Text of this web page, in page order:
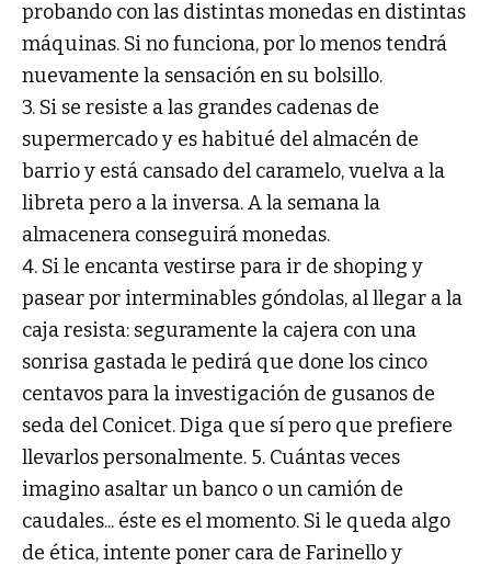
probando con las distintas monedas en distintas
máquinas. Si no funciona, por lo menos tendrá
nuevamente la sensación en su bolsillo.
3. Si se resiste a las grandes cadenas de
supermercado y es habitué del almacén de
barrio y está cansado del caramelo, vuelva a la
libreta pero a la inversa. A la semana la
almacenera conseguirá monedas.
4. Si le encanta vestirse para ir de shoping y
pasear por interminables góndolas, al llegar a la
caja resista: seguramente la cajera con una
sonrisa gastada le pedirá que done los cinco
centavos para la investigación de gusanos de
seda del Conicet. Diga que sí pero que prefiere
llevarlos personalmente. 5. Cuántas veces
imagino asaltar un banco o un camión de
caudales... éste es el momento. Si le queda algo
de ética, intente poner cara de Farinello y